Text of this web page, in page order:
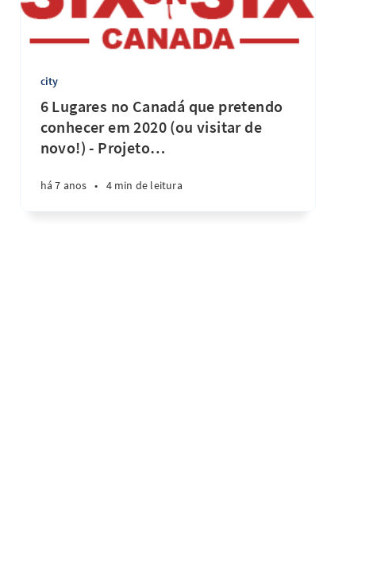
city
6 Lugares no Canadá que pretendo
conhecer em 2020 (ou visitar de
novo!) - Projeto…
há 7 anos • 4 min de leitura